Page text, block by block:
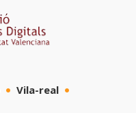
Vila-real